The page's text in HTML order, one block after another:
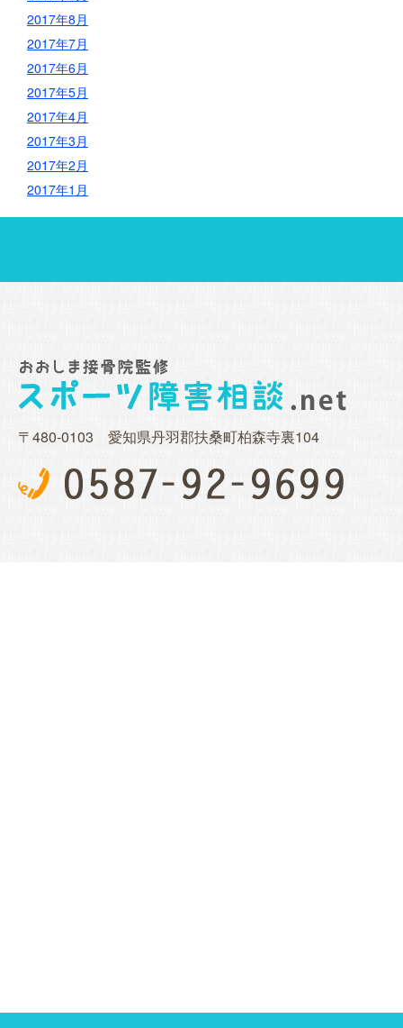
2017年8月
2017年7月
2017年6月
2017年5月
2017年4月
2017年3月
2017年2月
2017年1月
〒480-0103 愛知県丹羽郡扶桑町柏森寺裏104